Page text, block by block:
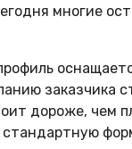
многие
заказчика
дороже, чем